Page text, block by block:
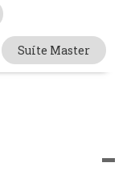
Suíte Master